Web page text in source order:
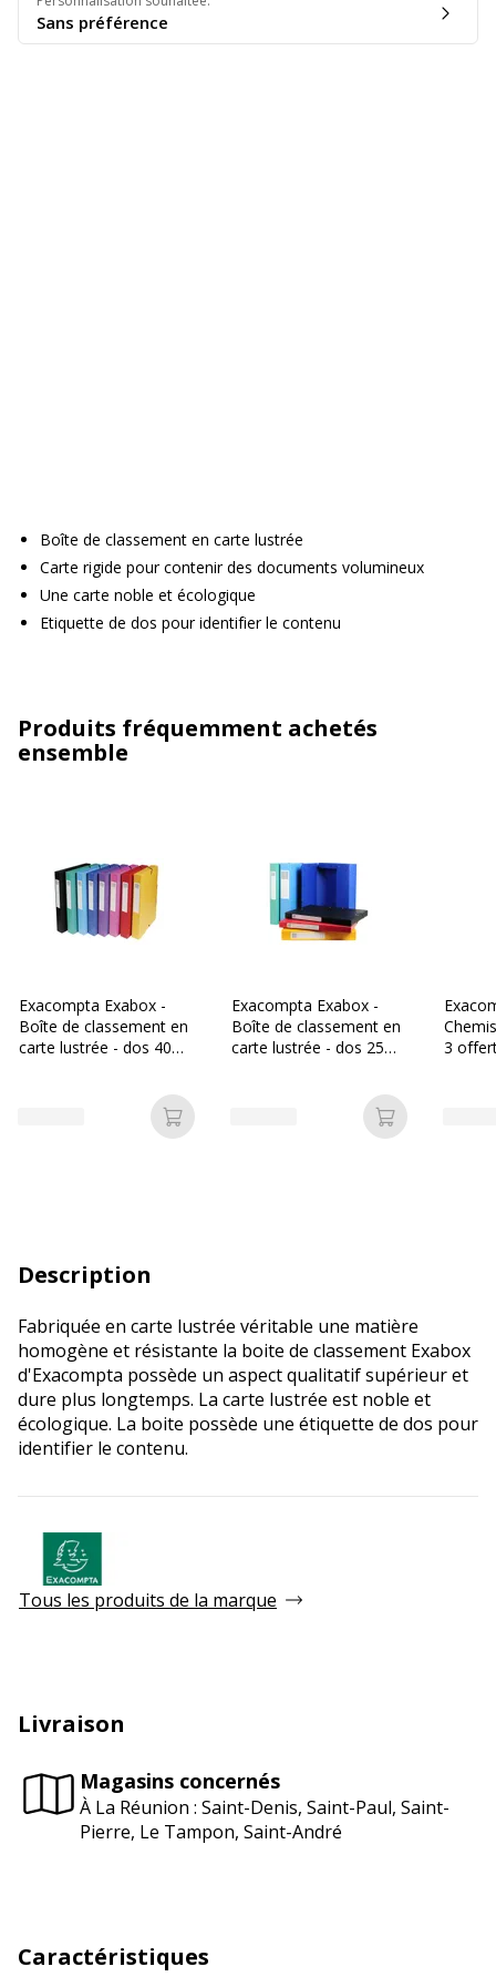
Sans préférence
Boîte de classement en carte lustrée
Carte rigide pour contenir des documents volumineux
Une carte noble et écologique
Etiquette de dos pour identifier le contenu
Produits fréquemment achetés
ensemble
Exacompta Exabox -
Boîte de classement en
carte lustrée - dos 40
Ajouter au panier
Exacompta Exabox -
Boîte de classement en
carte lustrée - dos 25
Ajouter au
3
Description
Fabriquée en carte lustrée véritable une matière
homogène et résistante la boite de classement Exabox
d'Exacompta possède un aspect qualitatif supérieur et
dure plus longtemps. La carte lustrée est noble et
écologique. La boite possède une étiquette de dos pour
identifier le contenu.
Tous les produits de la marque
Livraison
Magasins concernés
À La Réunion : Saint-Denis, Saint-Paul, Saint-
Pierre, Le Tampon, Saint-André
Caractéristiques